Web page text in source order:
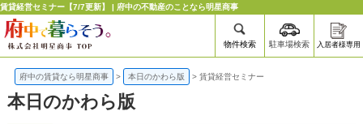
賃貸経営セミナー【7/7更新】 | 府中の不動産のことなら明星商事
物件検索 駐車場検索 入居者様専用
府中の賃貸なら明星商事 > 本日のかわら版 > 賃貸経営セミナー
本日のかわら版